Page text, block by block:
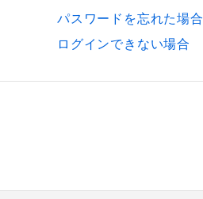
パスワードを忘れた場合
ログインできない場合